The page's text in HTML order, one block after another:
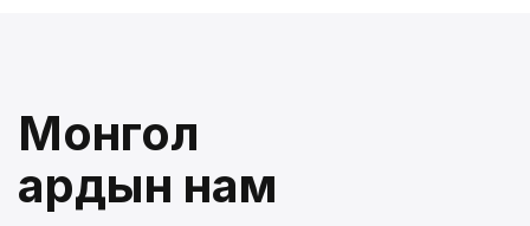
Монгол
ардын нам